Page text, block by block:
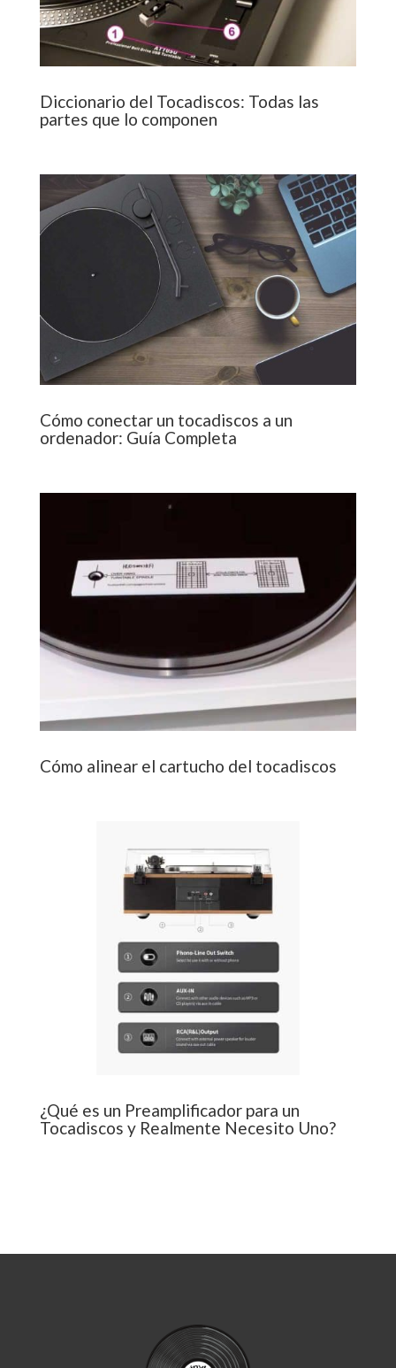
Diccionario del Tocadiscos: Todas las
partes que lo componen
Cómo conectar un tocadiscos a un
ordenador: Guía Completa
Cómo alinear el cartucho del tocadiscos
¿Qué es un Preamplificador para un
Tocadiscos y Realmente Necesito Uno?